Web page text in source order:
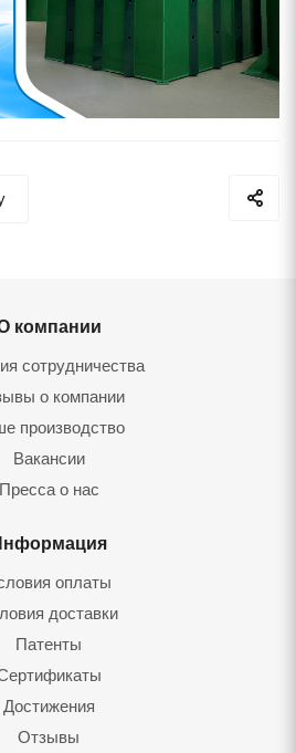
компании
сотрудничества
о компании
производство
Вакансии
Пресса о нас
оплаты
доставки
Патенты
Достижения
Отзывы